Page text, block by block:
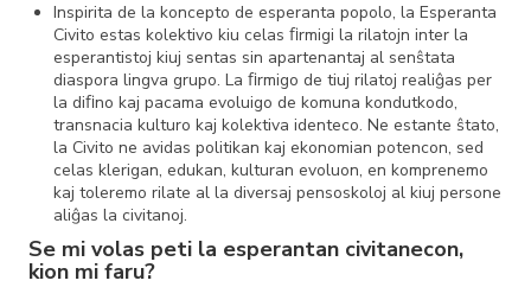
Inspirita de la koncepto de esperanta popolo, la Esperanta
Civito estas kolektivo kiu celas ﬁrmigi la rilatojn inter la
esperantistoj kiuj sentas sin apartenantaj al senŝtata
diaspora lingva grupo. La ﬁrmigo de tiuj rilatoj realiĝas per
la diﬁno kaj pacama evoluigo de komuna kondutkodo,
transnacia kulturo kaj kolektiva identeco. Ne estante ŝtato,
la Civito ne avidas politikan kaj ekonomian potencon, sed
celas klerigan, edukan, kulturan evoluon, en komprenemo
kaj toleremo rilate al la diversaj pensoskoloj al kiuj persone
aliĝas la civitanoj.
Se mi volas peti la esperantan civitanecon,
kion mi faru?